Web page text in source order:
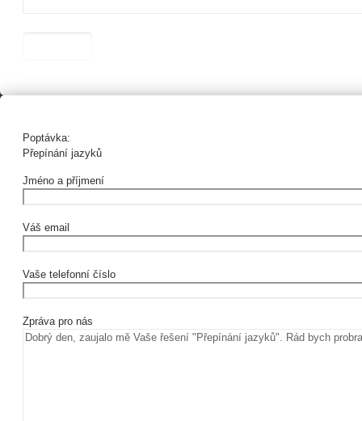
Poptávka:
Přepínání jazyků
Jméno a příjmení
Váš email
Vaše telefonní číslo
Zpráva pro nás